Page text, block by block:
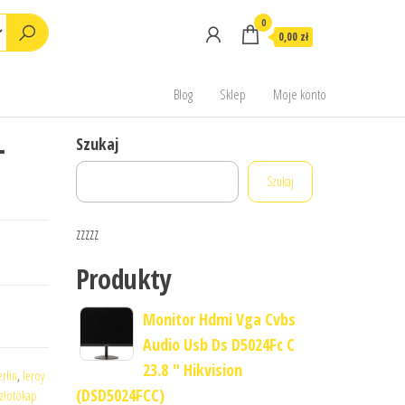
0
0,00 zł
Blog Sklep Moje konto
, leroy
Szukaj
Szukaj
zzzzz
Produkty
Monitor Hdmi Vga Cvbs
Audio Usb Ds D5024Fc C
23.8 " Hikvision
(DSD5024FCC)